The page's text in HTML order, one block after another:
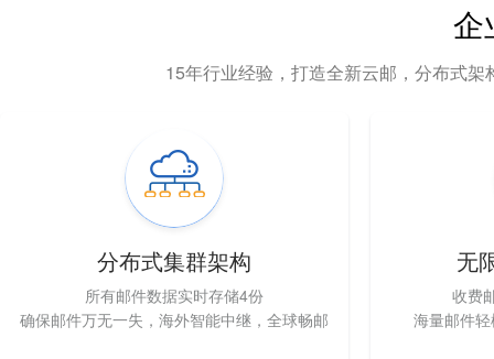
企
15年行业经验，打造全新云邮，分布式
分布式集群架构
所有邮件数据实时存储4份
确保邮件万无一失，海外智能中继，全球畅邮
无
收费
海量邮件